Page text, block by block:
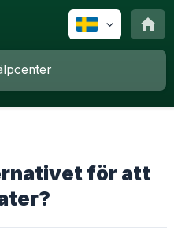
för att